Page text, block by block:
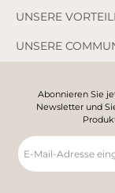
UNSERE
UNSERE
Abonnieren Sie
Newsletter und
E-
Mail-
Adresse